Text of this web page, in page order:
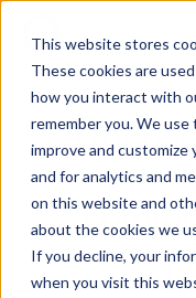
This website stores
These cookies are
how you interact with
remember you. We
improve and
and for analytics and
on this website and
about the cookies we
If you decline, your
when you visit this
La